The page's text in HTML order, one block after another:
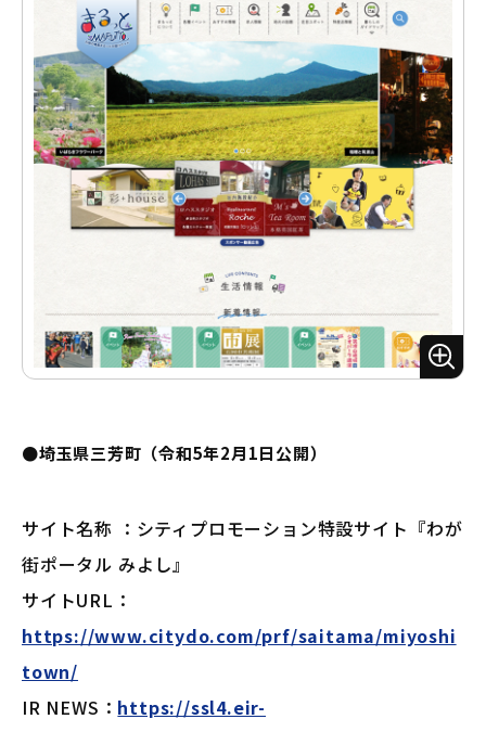
ズ
ー
●埼玉県三芳町（令和5年2月1日公開）
サイト名称 ：シティプロモーション特設サイト『わが
街ポータル みよし』
サイトURL：
https://www.citydo.com/prf/saitama/miyoshi
town/
IR NEWS： https://ssl4.eir-